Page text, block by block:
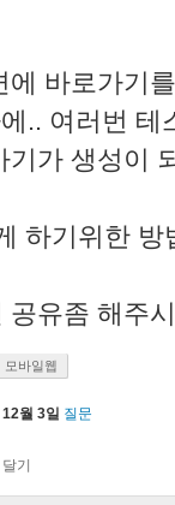
에 바로가기
.. 여러번
기가 생성이
하기위한 방
공유좀 해주
모바일웹
월 3일 질문